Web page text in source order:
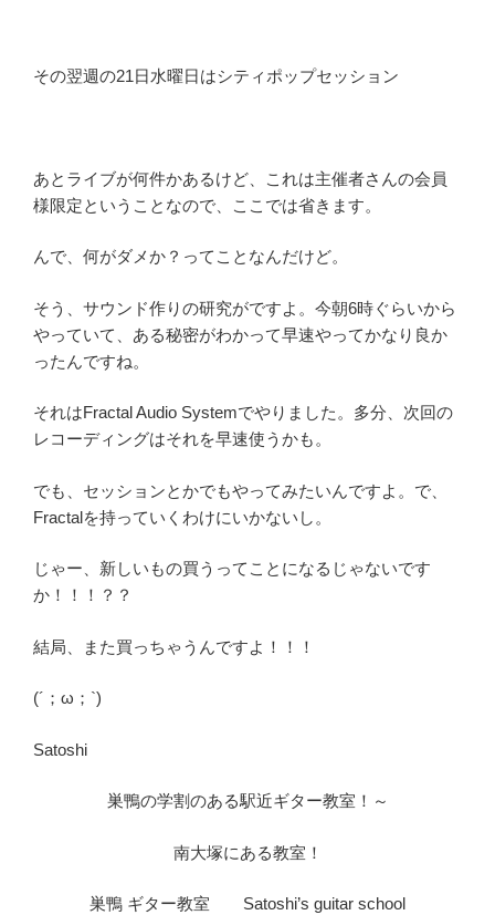
その翌週の21日水曜日はシティポップセッション
あとライブが何件かあるけど、これは主催者さんの会員
様限定ということなので、ここでは省きます。
んで、何がダメか？ってことなんだけど。
そう、サウンド作りの研究がですよ。今朝6時ぐらいから
やっていて、ある秘密がわかって早速やってかなり良か
ったんですね。
それはFractal Audio Systemでやりました。多分、次回の
レコーディングはそれを早速使うかも。
でも、セッションとかでもやってみたいんですよ。で、
Fractalを持っていくわけにいかないし。
じゃー、新しいもの買うってことになるじゃないです
か！！！？？
結局、また買っちゃうんですよ！！！
(´；ω；`)
Satoshi
巣鴨の学割のある駅近ギター教室！～
南大塚にある教室！
巣鴨 ギター教室 Satoshi’s guitar school